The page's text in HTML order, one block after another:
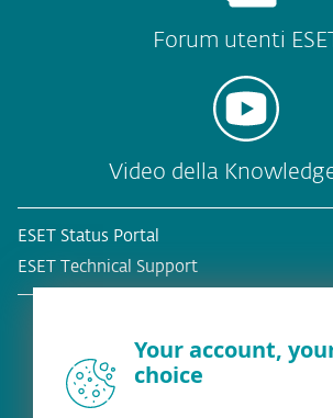
Forum utenti
Video della
ESET Status Portal
ESET Technical Support
Your account,
choice